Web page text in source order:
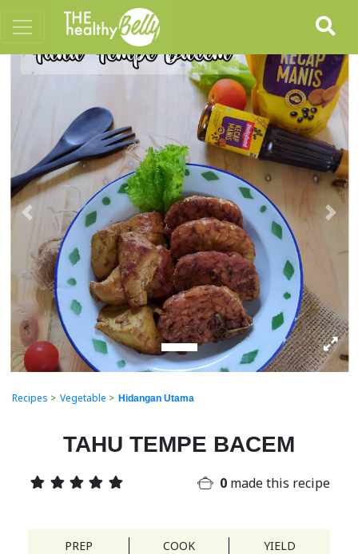
Previous Next
Recipes > Vegetable > Hidangan Utama
TAHU TEMPE BACEM
0 made this recipe
PREP COOK YIELD